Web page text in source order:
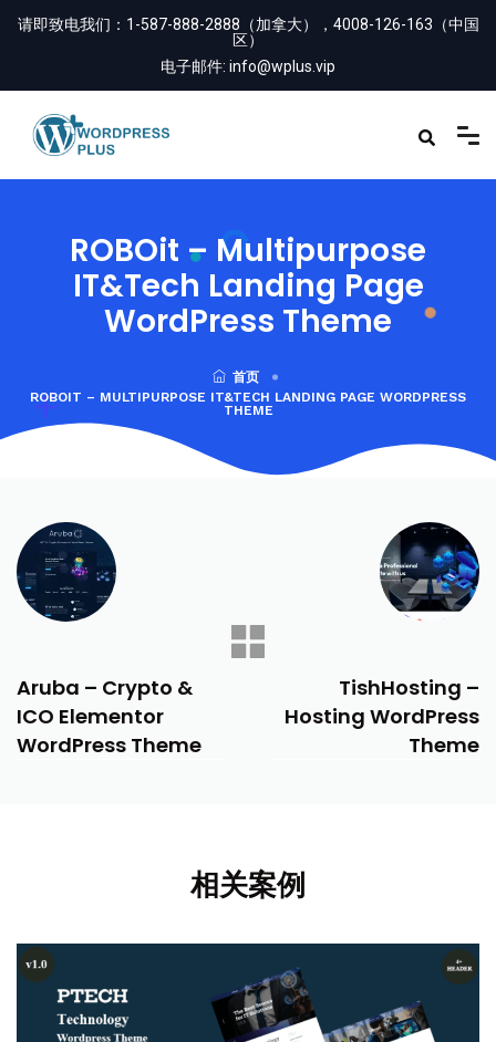
请即致电我们： 1-587-888-2888（加拿大），4008-126-163（中国
区）
电子邮件: info@wplus.vip
ROBOit – Multipurpose
IT&Tech Landing Page
WordPress Theme
首页
ROBOIT – MULTIPURPOSE IT&TECH LANDING PAGE WORDPRESS
THEME
Aruba – Crypto &
ICO Elementor
WordPress Theme
TishHosting –
Hosting WordPress
Theme
相关案例